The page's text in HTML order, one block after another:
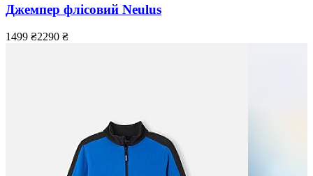
Джемпер флісовий Neulus
1499 ₴2290 ₴